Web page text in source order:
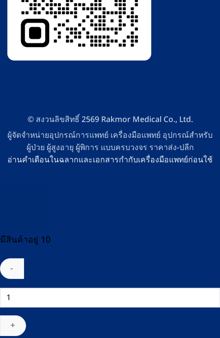
© สงวนลิขสิทธิ์ 2569 Rakmor Medical Co., Ltd.
ผู้จัดจำหน่ายอุปกรณ์การแพทย์ เครื่องมือแพทย์ อุปกรณ์สำหรับ
ผู้ป่วย ผู้สูงอายุ ผู้พิการ แบบครบวงจร ราคาส่ง-ปลีก
อ่านคำเตือนในฉลากและเอกสารกำกับเครื่องมือแพทย์ก่อนใช้
มีสินค้าอยู่ 10
จำนวน
เตียง
ล้าง
แผล